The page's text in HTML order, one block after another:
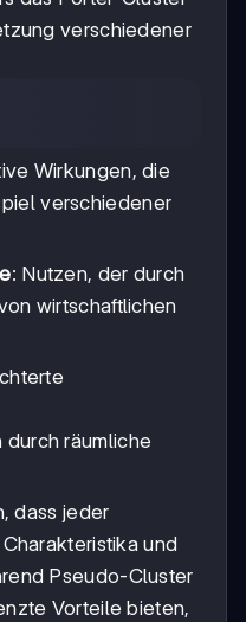
verschiedener
Wirkungen, die
verschiedener
: Nutzen, der durch
wirtschaftlichen
räumliche
dass jeder
und
Pseudo-Cluster
Vorteile bieten,